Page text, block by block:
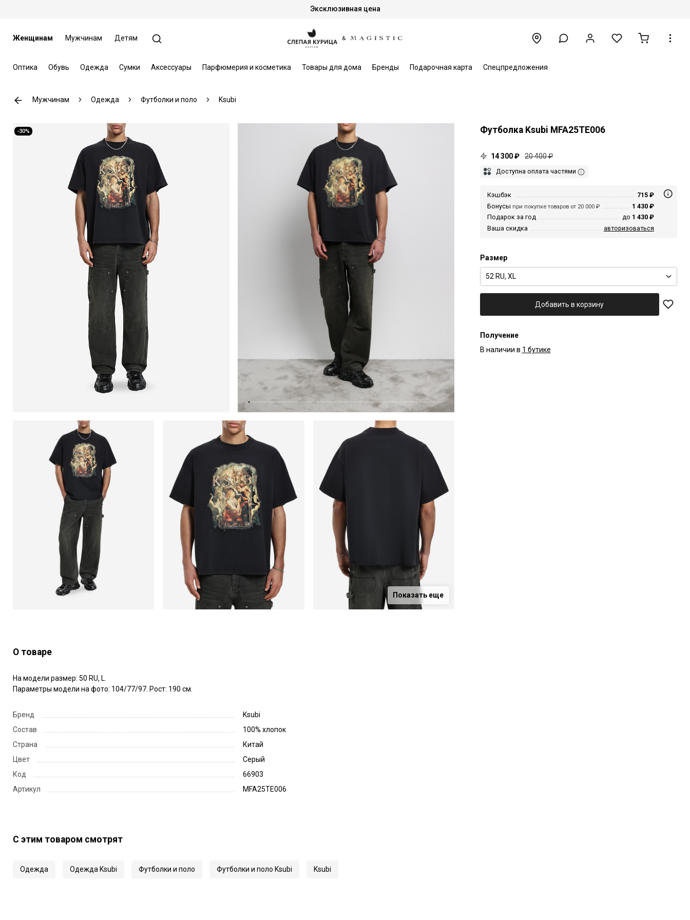
Эксклюзивная цена
Женщинам Мужчинам Детям
Оптика Обувь Одежда Сумки Аксессуары Парфюмерия и косметика Товары для дома Бренды Подарочная карта Спецпредложения
Мужчинам Одежда Футболки и поло Ksubi
-30%
Показать еще
Футболка Ksubi MFA25TE006
14 300 ₽ 20 400 ₽
Доступна оплата частями
Кэшбэк
715 ₽
Бонусы при покупке товаров от 20 000 ₽
1 430 ₽
Подарок за год
до 1 430 ₽
Ваша скидка
авторизоваться
Размер
52 RU, XL
Добавить в корзину
Получение
В наличии в 1 бутике
О товаре
На модели размер: 50 RU, L.
Параметры модели на фото: 104/77/97. Рост: 190 см.
Бренд
Ksubi
Состав
100% хлопок
Страна
Китай
Цвет
Серый
Код
66903
Артикул
MFA25TE006
С этим товаром смотрят
Одежда Одежда Ksubi Футболки и поло Футболки и поло Ksubi Ksubi